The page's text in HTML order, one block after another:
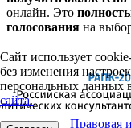
онлайн. Это
голосования на
Сайт использует
без изменения
персональных данных
сайта.
Правовая